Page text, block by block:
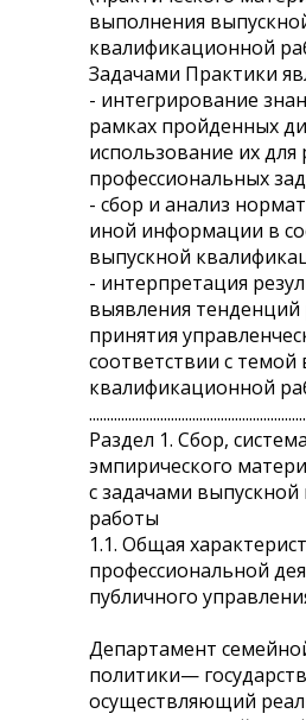
выполнения
квалификационной
Задачами Практики
- интегрирование
рамках пройденных
использование их
профессиональных
- сбор и анализ
иной информации в
выпускной
- интерпретация
выявления тенденций
принятия
соответствии с темой
квалификационной
Раздел 1. Сбор,
эмпирического
с задачами
работы
1.1. Общая
профессиональной
публичного
Департамент
политики—
осуществляющий